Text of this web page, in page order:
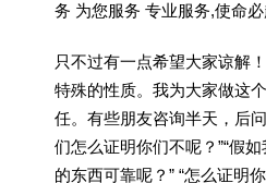
务 为您服务 专业服务,使命必
只不过有一点希望大家谅解
特殊的性质。我为大家做这
任。有些朋友咨询半天，后
们怎么证明你们不呢？”“假
的东西可靠呢？” “怎么证明